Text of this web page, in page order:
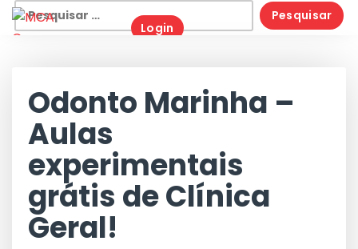
Skip
Login
Pesquisar
por:
Odonto Marinha –
Aulas
experimentais
grátis de Clínica
Geral!